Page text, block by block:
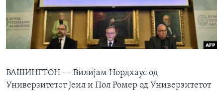
ИНТЕРВЈУА
Јазици
ВАШИНГТОН — Вилијам Нордхаус од
Универзитетот Јеил и Пол Ромер од Универзитетот